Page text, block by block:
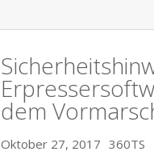
dem
Oktober 27, 2017 360TS